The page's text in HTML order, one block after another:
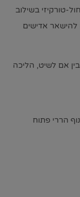
בשילוב
אדישים
אם לשיט, הליכה
הררי פתוח